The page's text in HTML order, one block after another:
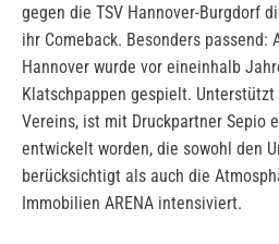
gegen die TSV Hannover-Burgdorf
ihr Comeback. Besonders passend:
Hannover wurde vor eineinhalb
Klatschpappen gespielt.
Vereins, ist mit Druckpartner Sepio
entwickelt worden, die sowohl den
berücksichtigt als auch die
Immobilien ARENA intensiviert.